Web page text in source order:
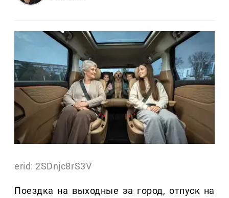
erid: 2SDnjc8rS3V
Поездка на выходные за город, отпуск на